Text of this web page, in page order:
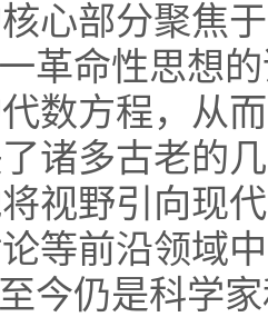
心部分聚焦
革命性思想
数方程，从
诸多古老的
视野引向现
等前沿领域
今仍是科学